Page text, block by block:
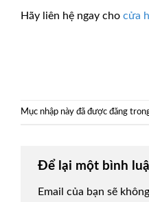
Hãy liên hệ ngay cho cửa
Mục nhập này đã được đăng
Để lại một bình
Email của bạn sẽ